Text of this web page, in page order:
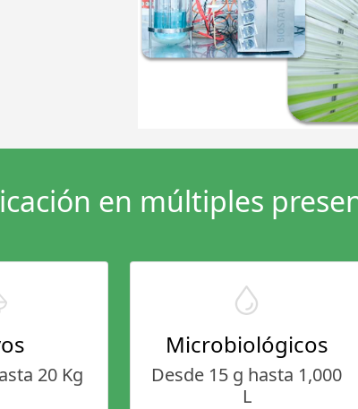
en múltiples
20 Kg
Microbiológicos
Desde 15 g hasta 1,000
L